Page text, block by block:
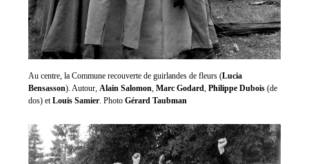
Au centre, la Commune recouverte de guirlandes de fleurs (Lucia
Bensasson). Autour, Alain Salomon ,Marc Godard ,Philippe Dubois (de
dos) etLouis Samier . PhotoGérard Taubman